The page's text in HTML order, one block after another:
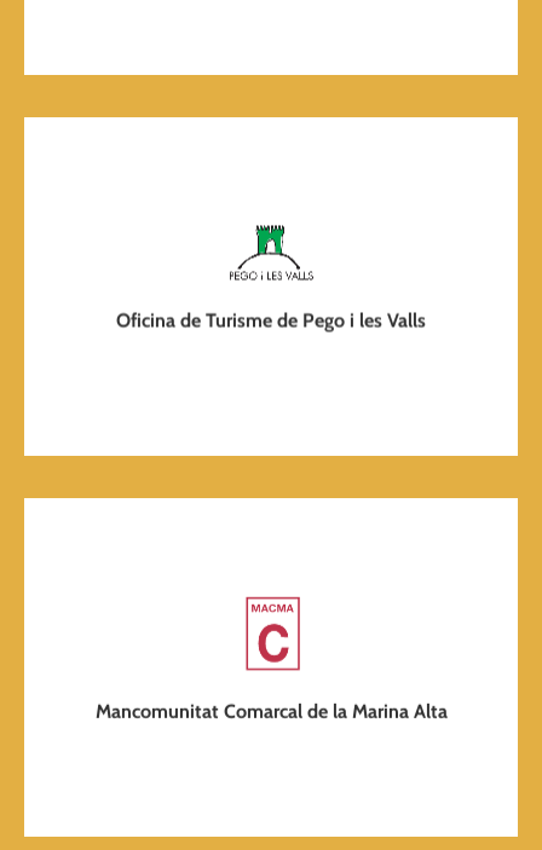
Oficina de Turisme de Pego i les Valls
Pàgina web
Mancomunitat Comarcal de la Marina Alta
La seu de la Mancomunitat Cultural de la Marina Alta -
Pàgina web